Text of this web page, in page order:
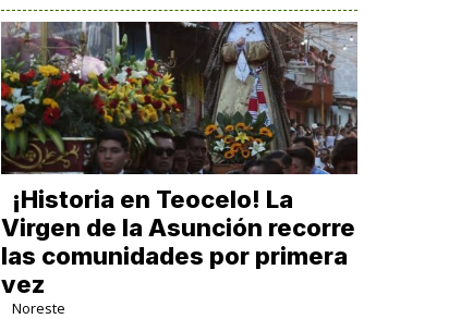
​¡Historia en Teocelo! La
Virgen de la Asunción recorre
las comunidades por primera
vez
Noreste